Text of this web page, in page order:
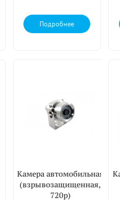
Подробнее
Камера автомобильная
(взрывозащищенная,
720р)